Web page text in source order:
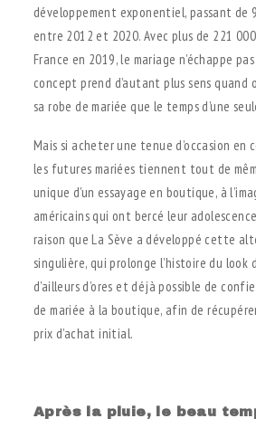
développement exponentiel, passant de
entre 2012 et 2020. Avec plus de 221
France en 2019, le mariage n’échappe
concept prend d’autant plus sens quand
sa robe de mariée que le temps d’une
Mais si acheter une tenue d’occasion en
les futures mariées tiennent tout de
unique d’un essayage en boutique, à
américains qui ont bercé leur
raison que La Sève a développé cette
singulière, qui prolonge l’histoire du look
d’ailleurs d’ores et déjà possible de
de mariée à la boutique, afin de
prix d’achat initial.
Après la pluie, le beau